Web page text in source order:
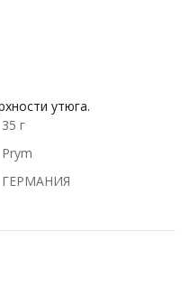
утюга.
35 г
Prym
ГЕРМАНИЯ